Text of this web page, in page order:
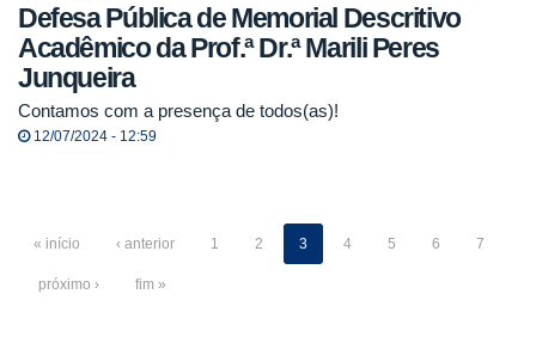
Defesa Pública de Memorial Descritivo
Acadêmico da Prof.ª Dr.ª Marili Peres
Junqueira
Contamos com a presença de todos(as)!
12/07/2024 - 12:59
« início ‹ anterior 1 2 3 4 5 6 7
próximo › fim »